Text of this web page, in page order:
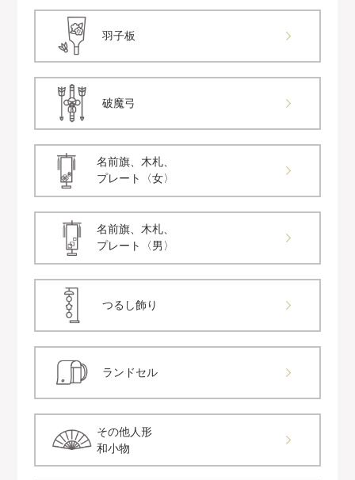
羽子板
破魔弓
名前旗、木札、
プレート〈女〉
名前旗、木札、
プレート〈男〉
つるし飾り
ランドセル
その他人形
和小物